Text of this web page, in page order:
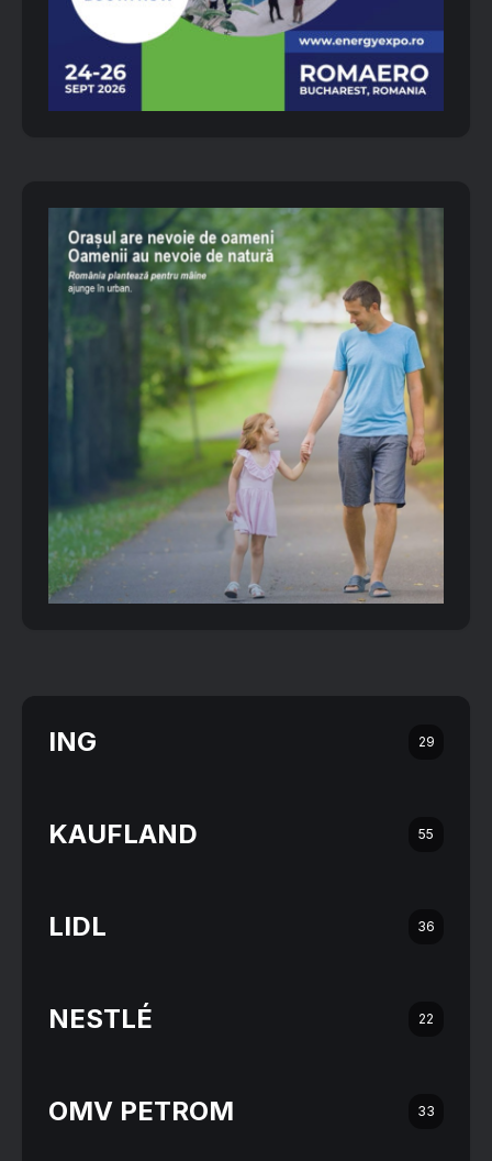
ING 29
KAUFLAND 55
LIDL 36
NESTLÉ 22
OMV PETROM 33